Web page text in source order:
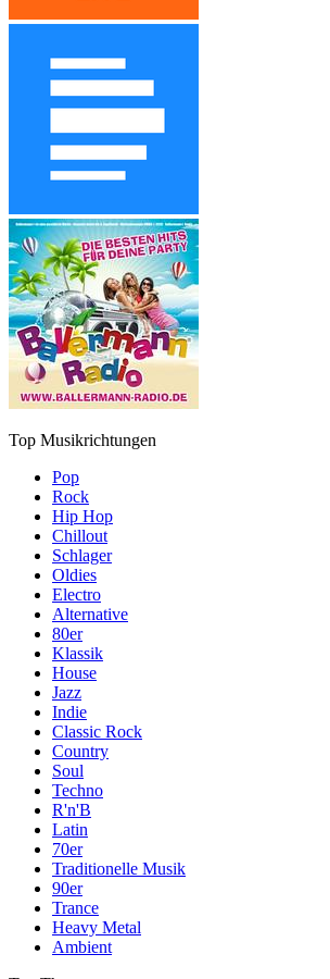
Top Musikrichtungen
Pop
Rock
Hip Hop
Chillout
Schlager
Oldies
Electro
Alternative
80er
Klassik
House
Jazz
Indie
Classic Rock
Country
Soul
Techno
R'n'B
Latin
70er
Traditionelle Musik
90er
Trance
Heavy Metal
Ambient